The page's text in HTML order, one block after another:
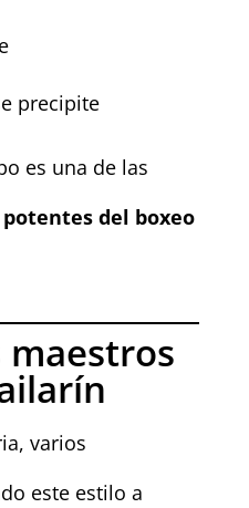
precipite
es una de las
del boxeo
maestros
varios
este estilo a